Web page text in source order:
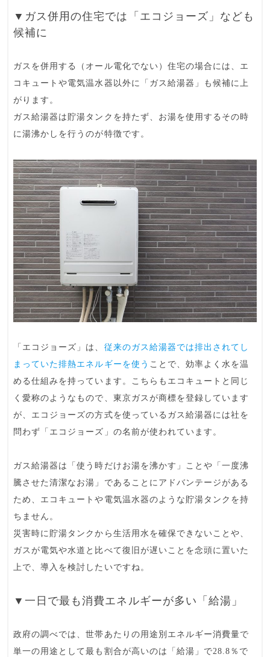
▼ガス併用の住宅では「エコジョーズ」なども
候補に
ガスを併用する（オール電化でない）住宅の場合には、エ
コキュートや電気温水器以外に「 ガス給湯器 」も候補に上
がります。
ガス給湯器は貯湯タンクを持たず、お湯を使用するその時
に湯沸かしを行うのが特徴です。
「 エコジョーズ 」は、 従来のガス給湯器では排出されてし
まっていた排熱エネルギーを使う ことで、効率よく水を温
める仕組みを持っています。こちらもエコキュートと同じ
く愛称のようなもので、東京ガスが商標を登録しています
が、エコジョーズの方式を使っているガス給湯器には社を
問わず「エコジョーズ」の名前が使われています。
ガス給湯器は「使う時だけお湯を沸かす」ことや「一度沸
騰させた清潔なお湯」であることにアドバンテージがある
ため、エコキュートや電気温水器のような貯湯タンクを持
ちません。
災害時に貯湯タンクから生活用水を確保できないことや、
ガスが電気や水道と比べて復旧が遅いことを念頭に置いた
上で、導入を検討したいですね。
▼一日で最も消費エネルギーが多い「給湯」
政府の調べでは、世帯あたりの用途別エネルギー消費量で
単一の用途として最も割合が高いのは「 給湯 」で28.8％で